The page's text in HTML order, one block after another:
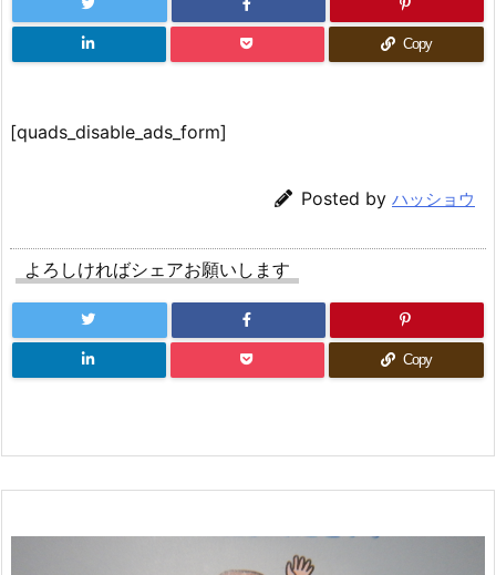
Copy
[quads_disable_ads_form]
Posted by ハッショウ
よろしければシェアお願いします
Copy